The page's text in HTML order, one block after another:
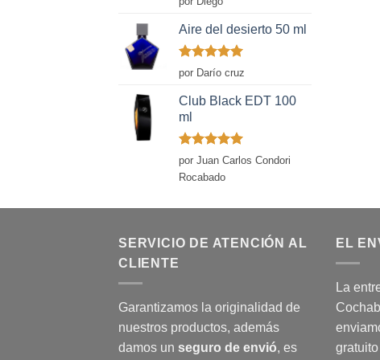
con
de 5
Aire del desierto 50 ml
Valorado
con
por Darío cruz
Club Black EDT 100
ml
Valorado
con 5 de 5
por Juan Carlos Condori
Rocabado
SERVICIO DE ATENCIÓN AL
CLIENTE
Garantizamos la originalidad de
nuestros productos, además
damos un seguro de envió, es
EL
La